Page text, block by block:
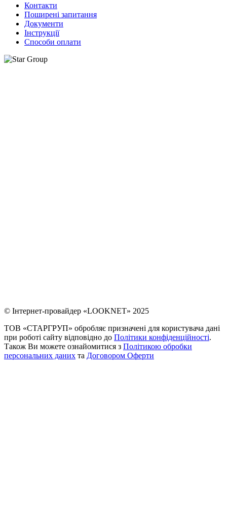
Контакти
Поширені запитання
Документи
Інструкції
Способи оплати
© Інтернет-провайдер «LOOKNET» 2025
ТОВ «СТАРГРУП» обробляє призначені для користувача дані
при роботі сайту відповідно до Політики конфіденційності.
Також Ви можете ознайомитися з Політикою обробки
персональних даних та Договором Оферти